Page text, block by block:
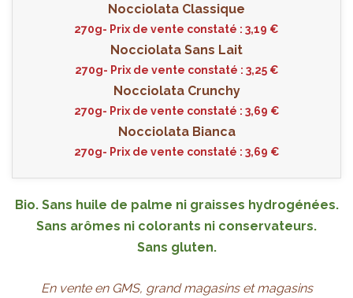
Nocciolata Classique
270g- Prix de vente constaté : 3,19 €
Nocciolata Sans Lait
270g- Prix de vente constaté : 3,25 €
Nocciolata Crunchy
270g- Prix de vente constaté : 3,69 €
Nocciolata Bianca
270g- Prix de vente constaté : 3,69 €
Bio. Sans huile de palme ni graisses hydrogénées.
Sans arômes ni colorants ni conservateurs.
Sans gluten.
En vente en GMS, grand magasins et magasins